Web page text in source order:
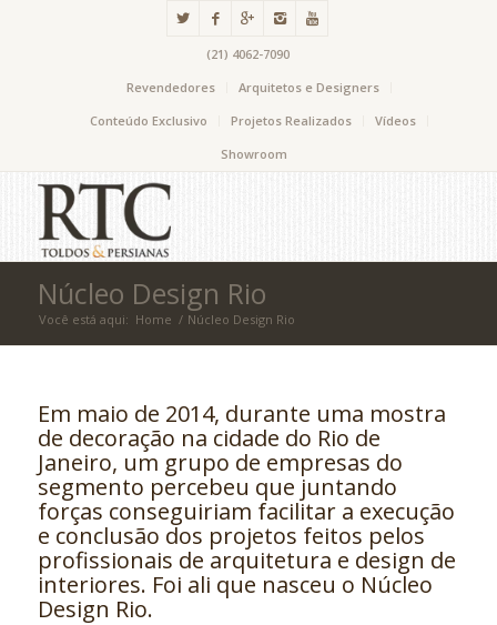
(21) 4062-7090
Revendedores
Arquitetos e Designers
Conteúdo Exclusivo
Projetos Realizados
Vídeos
Showroom
Núcleo Design Rio
Você está aqui: Home / Núcleo Design Rio
Em maio de 2014, durante uma mostra
de decoração na cidade do Rio de
Janeiro, um grupo de empresas do
segmento percebeu que juntando
forças conseguiriam facilitar a execução
e conclusão dos projetos feitos pelos
profissionais de arquitetura e design de
interiores. Foi ali que nasceu o Núcleo
Design Rio.